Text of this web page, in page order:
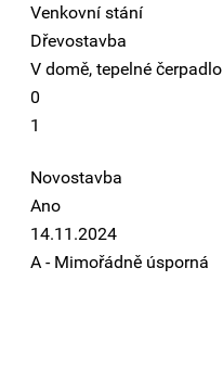
Venkovní stání
Dřevostavba
V domě, tepelné čerpadlo
0
1
Novostavba
Ano
14.11.2024
A - Mimořádně úsporná